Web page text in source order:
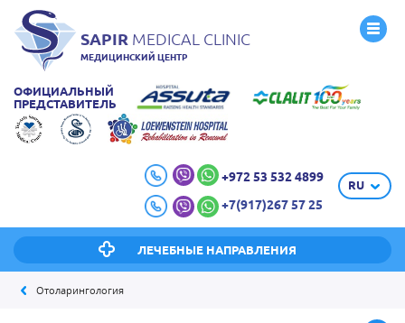
SAPIR MEDICAL CLINIC
МЕДИЦИНСКИЙ ЦЕНТР
ОФИЦИАЛЬНЫЙ
ПРЕДСТАВИТЕЛЬ
+972 53 532 4899
+7(917)267 57 25
RU
ЛЕЧЕБНЫЕ НАПРАВЛЕНИЯ
Отоларингология